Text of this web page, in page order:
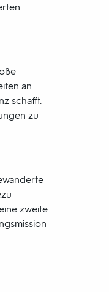
an
schafft.
zu
zweite